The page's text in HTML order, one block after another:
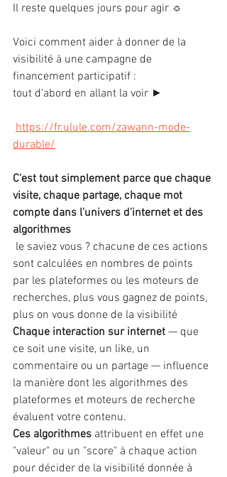
Il reste quelques jours pour agir ☼
Voici comment aider à donner de la
visibilité à une campagne de
financement participatif :
tout d'abord en allant la voir ►
https://fr.ulule.com/zawann-mode-
durable/
C'est tout simplement parce que chaque
visite, chaque partage, chaque mot
compte dans l'univers d'internet et des
algorithmes
sont calculées en nombres de points
par les plateformes ou les moteurs de
recherches, plus vous gagnez de points,
plus on vous donne de la visibilité
Chaque interaction sur internet — que
ce soit une visite, un like, un
commentaire ou un partage — influence
la manière dont les algorithmes des
plateformes et moteurs de recherche
évaluent votre contenu.
Ces algorithmes attribuent en effet une
"valeur" ou un "score" à chaque action
pour décider de la visibilité donnée à